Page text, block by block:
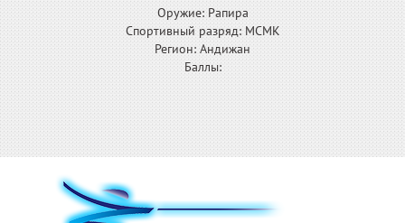
Оружие: Рапира
Спортивный разряд: МСМК
Регион: Андижан
Баллы: